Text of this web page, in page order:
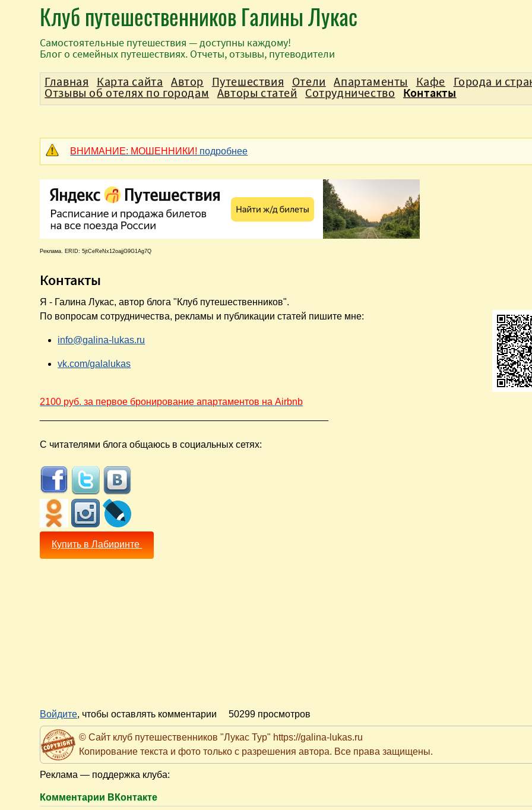
Клуб путешественников Галины Лукас
Самостоятельные путешествия — доступны каждому!
Блог о семейных путешествиях. Отчеты, отзывы, путеводители
ВНИМАНИЕ: МОШЕННИКИ! подробнее
Реклама. ERID: 5jtCeReNx12oajjG9G1Ag7Q
Контакты
Я - Галина Лукас, автор блога "Клуб путешественников".
По вопросам сотрудничества, рекламы и публикации статей пишите мне:
info@galina-lukas.ru
vk.com/galalukas
2100 руб. за первое бронирование апартаментов на Аirbnb
С читателями блога общаюсь в социальных сетях:
Купить в Лабиринте
Войдите, чтобы оставлять комментарии 50299 просмотров
© Сайт клуб путешественников "Лукас Тур" https://galina-lukas.ru
Копирование текста и фото только с разрешения автора. Все права защищены.
Реклама — поддержка клуба:
Комментарии ВКонтакте
Главная Карта сайта Автор Путешествия Отели Апартаменты Кафе Города и
Отзывы об отелях по городам Авторы статей Сотрудничество Контакты